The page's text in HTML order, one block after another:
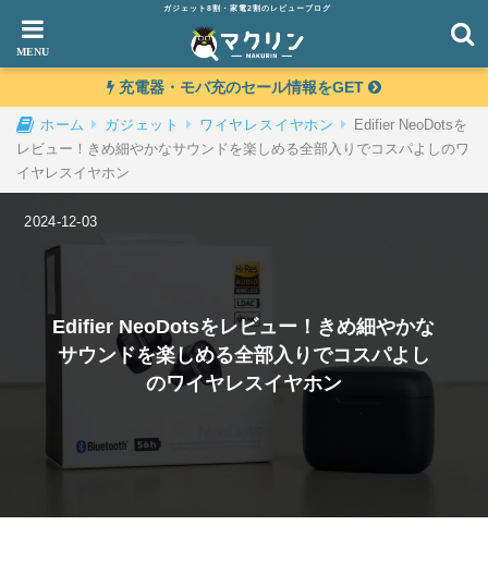
ガジェット8割・家電2割のレビューブログ
充電器・モバ充のセール情報をGET
ホーム ガジェット ワイヤレスイヤホン
Edifier NeoDotsを
レビュー！きめ細やかなサウンドを楽しめる全部入りでコスパよしのワ
イヤレスイヤホン
Edifier NeoDotsをレビュー！きめ細やかな
サウンドを楽しめる全部入りでコスパよし
のワイヤレスイヤホン
2024-12-03